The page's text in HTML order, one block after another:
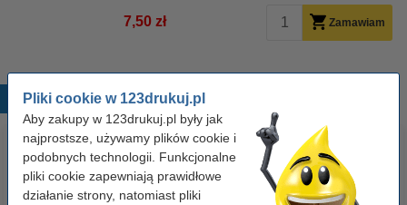
Pliki cookie w 123drukuj.pl
Aby zakupy w 123drukuj.pl były jak
najprostsze, używamy plików cookie i
podobnych technologii. Funkcjonalne
pliki cookie zapewniają prawidłowe
działanie strony, natomiast pliki
7,50 zł Zamawiam
Popularne produkty